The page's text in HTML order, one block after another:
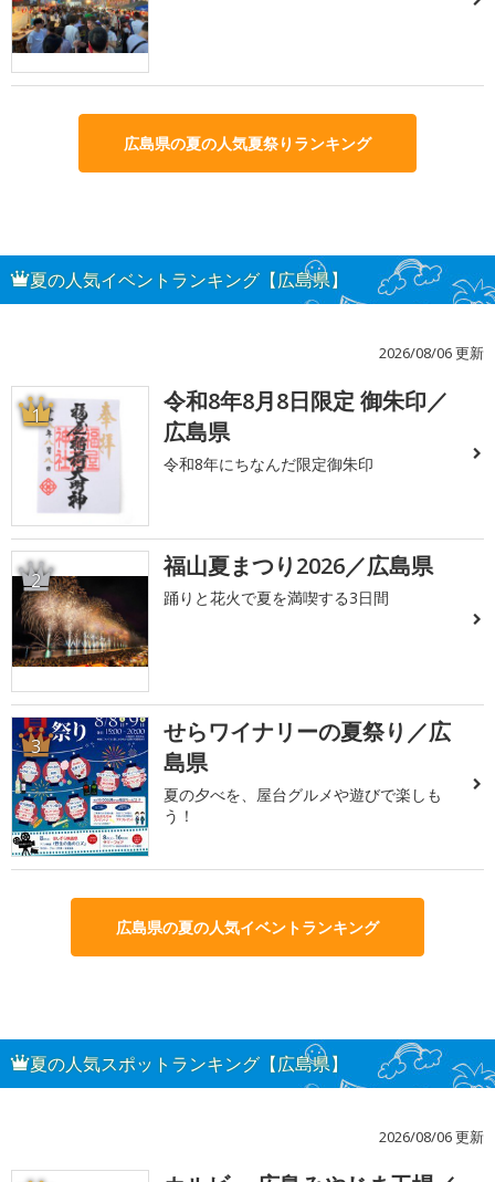
広島県の夏の人気夏祭りランキング
夏の人気イベントランキング【広島県】
2026/08/06 更新
1
令和8年8月8日限定 御朱印／
広島県
令和8年にちなんだ限定御朱印
2 福山夏まつり2026／広島県
踊りと花火で夏を満喫する3日間
3
せらワイナリーの夏祭り／広
島県
夏の夕べを、屋台グルメや遊びで楽しも
う！
広島県の夏の人気イベントランキング
夏の人気スポットランキング【広島県】
2026/08/06 更新